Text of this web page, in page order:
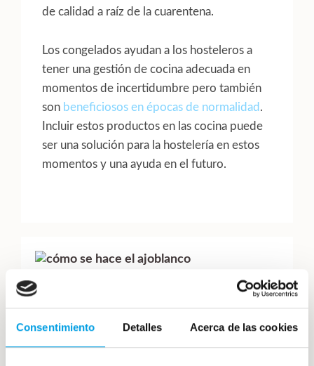
Consentimiento Detalles Acerca de las cookies
de calidad a raíz de la cuarentena.
Los congelados ayudan a los hosteleros a
tener una gestión de cocina adecuada en
momentos de incertidumbre pero también
son beneficiosos en épocas de normalidad .
Incluir estos productos en las cocina puede
ser una solución para la hostelería en estos
momentos y una ayuda en el futuro.